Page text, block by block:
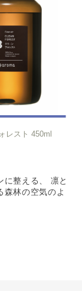
レスト 450ml
に整える、 凛と
森林の空気のよ